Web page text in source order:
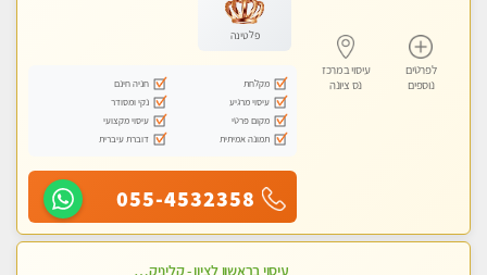
לפרטים
נוספים
עיסוי במרכז
נס ציונה
פלטינה
מקלחת
חניה חינם
עיסוי מרגיע
נקי ומסודר
מקום פרטי
עיסוי מקצועי
תמונה אמיתית
דוברת עיברית
055-4532358